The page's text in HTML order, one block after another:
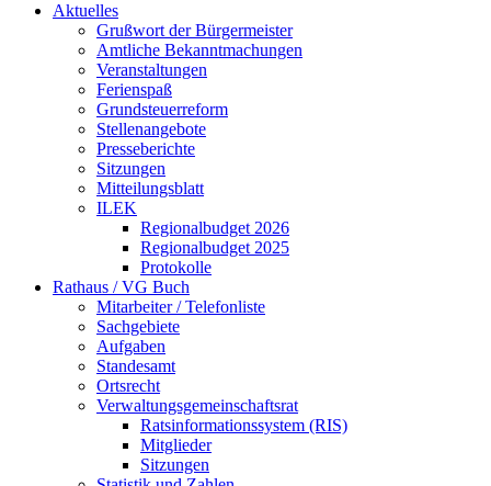
Aktuelles
Grußwort der Bürgermeister
Amtliche Bekanntmachungen
Veranstaltungen
Ferienspaß
Grundsteuerreform
Stellenangebote
Presseberichte
Sitzungen
Mitteilungsblatt
ILEK
Regionalbudget 2026
Regionalbudget 2025
Protokolle
Rathaus / VG Buch
Mitarbeiter / Telefonliste
Sachgebiete
Aufgaben
Standesamt
Ortsrecht
Verwaltungsgemeinschaftsrat
Ratsinformationssystem (RIS)
Mitglieder
Sitzungen